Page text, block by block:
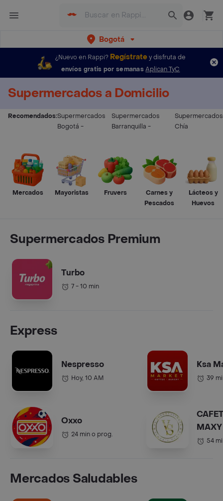
Bogotá
¿Nuevo en Rappi? Regístratey disfruta de
envíos gratis por semanas Aplican TyC
Supermercados a Domicilio
Recomendados:Supermercados
Bogotá -
Supermercados
Barranquilla -
Supermercados
Chía
Mercados Mayoristas Fruvers
Carnes y
Pescados
Lácteos y
Huevos
Supermercados Premium
Turbo
7 - 10 min
Express
Nespresso
Hoy, 10 AM
Oxxo
24 min o prog.
Ksa
39
COL.).
54
Mercados Saludables